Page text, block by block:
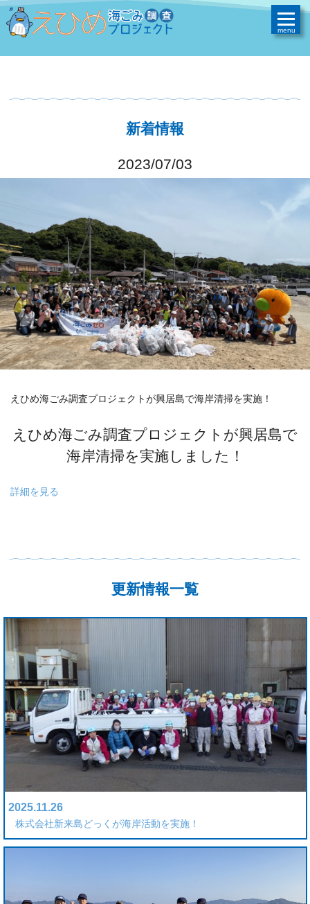
新着情報
2023/07/03
えひめ海ごみ調査プロジェクトが興居島で海岸清掃を実施！
えひめ海ごみ調査プロジェクトが興居島で
海岸清掃を実施しました！
詳細を見る
更新情報一覧
2025.11.26
株式会社新来島どっくが海岸活動を実施！